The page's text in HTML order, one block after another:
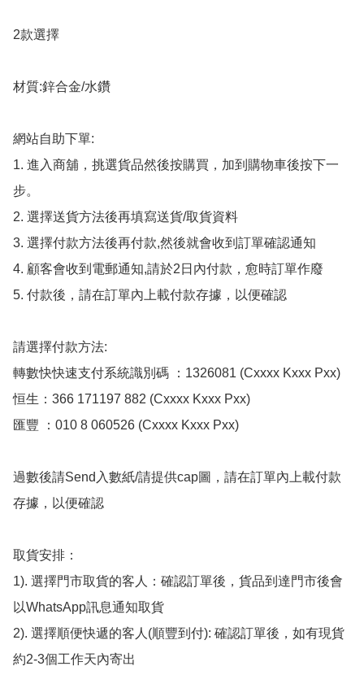
2款選擇
材質:鋅合金/水鑽
網站自助下單:
1. 進入商舖，挑選貨品然後按購買，加到購物車後按下一
步。
2. 選擇送貨方法後再填寫送貨/取貨資料
3. 選擇付款方法後再付款,然後就會收到訂單確認通知
4. 顧客會收到電郵通知,請於2日內付款，愈時訂單作廢
5. 付款後，請在訂單內上載付款存據，以便確認
請選擇付款方法:
轉數快快速支付系統識別碼 ：1326081 (Cxxxx Kxxx Pxx)
恒生：366 171197 882 (Cxxxx Kxxx Pxx)
匯豐 ：010 8 060526 (Cxxxx Kxxx Pxx)
過數後請Send入數紙/請提供cap圖，請在訂單內上載付款
存據，以便確認
取貨安排：
1). 選擇門市取貨的客人：確認訂單後，貨品到達門市後會
以WhatsApp訊息通知取貨
2). 選擇順便快遞的客人(順豐到付): 確認訂單後，如有現貨
約2-3個工作天內寄出